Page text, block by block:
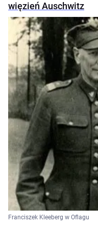
więzień Auschwitz
Franciszek Kleeberg w Oflagu